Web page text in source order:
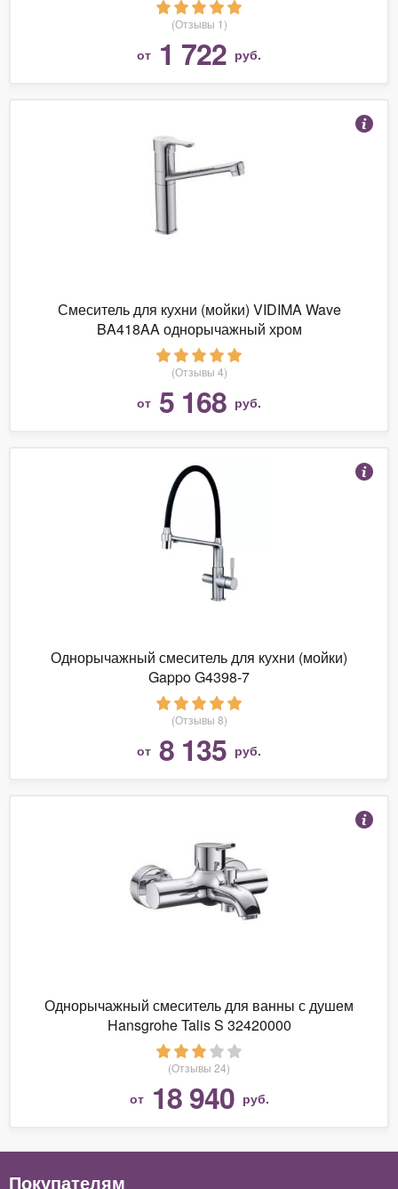
(Отзывы 1)
от 1 722 руб.
Смеситель для кухни (мойки) VIDIMA Wave
BA418AA однорычажный хром
(Отзывы 4)
от 5 168 руб.
Однорычажный смеситель для кухни (мойки)
Gappo G4398-7
(Отзывы 8)
от 8 135 руб.
Однорычажный смеситель для ванны с душем
Hansgrohe Talis S 32420000
(Отзывы 24)
от 18 940 руб.
Покупателям